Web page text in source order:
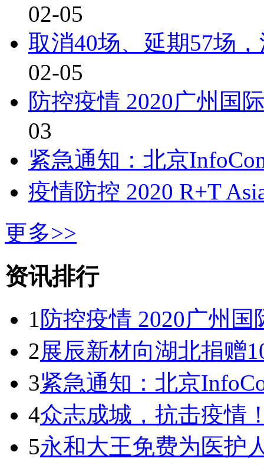
02-05
取消40场、延期57场
02-05
防控疫情 2020广州国
03
紧急通知：北京
疫情防控 2020 R+T
更多>>
资讯排行
1 防控疫情 2020广州
2展辰新材向湖北捐赠
3紧急通知：北京
4众志成城，抗击疫情
5永和大王免费为医护